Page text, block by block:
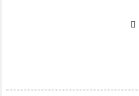
